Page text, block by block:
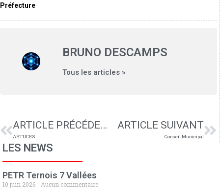
Préfecture
BRUNO DESCAMPS
Tous les articles »
ARTICLE PRÉCÉDENT
ASTUCES
ARTICLE SUIVANT
Conseil Municipal
LES NEWS
PETR Ternois 7 Vallées
10 juin 2026 Aucun commentaire